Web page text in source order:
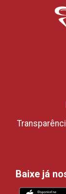
Baixe já